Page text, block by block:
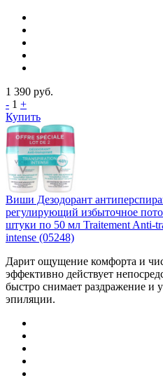
1 390 руб.
- 1 +
Купить
Виши Дезодорант
регулирующий избыточное
штуки по 50 мл Traitement Anti-
intense (05248)
Дарит ощущение комфорта и
эффективно действует
быстро снимает раздражение и
эпиляции.